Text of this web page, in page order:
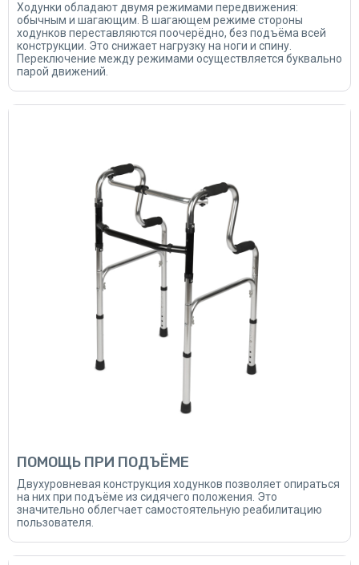
Ходунки обладают двумя режимами передвижения:
обычным и шагающим. В шагающем режиме стороны
ходунков переставляются поочерёдно, без подъёма всей
конструкции. Это снижает нагрузку на ноги и спину.
Переключение между режимами осуществляется буквально
парой движений.
ПОМОЩЬ ПРИ ПОДЪЁМЕ
Двухуровневая конструкция ходунков позволяет опираться
на них при подъёме из сидячего положения. Это
значительно облегчает самостоятельную реабилитацию
пользователя.